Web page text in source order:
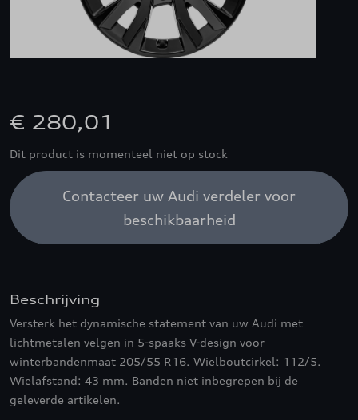
€ 280,01
Dit product is momenteel niet op stock
Contacteer uw Audi verdeler voor
beschikbaarheid
Beschrijving
Versterk het dynamische statement van uw Audi met
lichtmetalen velgen in 5-spaaks V-design voor
winterbandenmaat 205/55 R16. Wielboutcirkel: 112/5.
Wielafstand: 43 mm. Banden niet inbegrepen bij de
geleverde artikelen.